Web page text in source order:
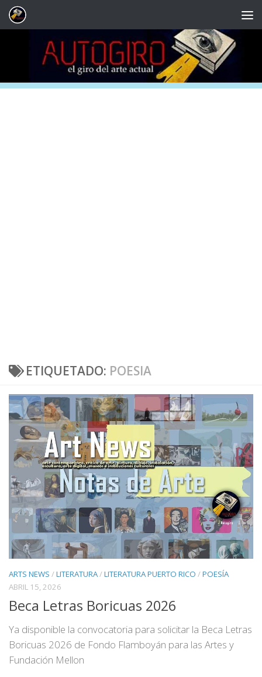
Saltar al contenido
ETIQUETADO: POESIA
ARTS NEWS /LITERATURA/LITERATURA PUERTO RICO /POESÍA
ABRIL 15, 2026
Beca Letras Boricuas 2026
Ya disponible la convocatoria para solicitar la Beca Letras
Boricuas 2026 de Fondo Flamboyán para las Artes y
Fundación Mellon